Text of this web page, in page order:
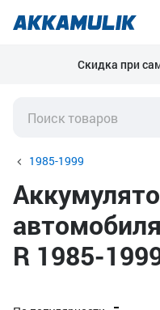
Скидка при
1985-1999
R 1985-